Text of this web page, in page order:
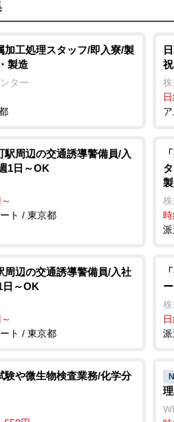
加工処理スタッフ/即入寮/製
製造
ター
駅周辺の交通誘導警備員/入
1日～OK
ト / 東京都
周辺の交通誘導警備員/入社
日～OK
ト / 東京都
験や微生物検査業務/化学分